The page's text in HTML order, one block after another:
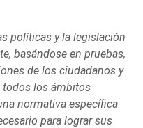
políticas y la legislación
basándose en pruebas,
de los ciudadanos y
todos los ámbitos
normativa específica
para lograr sus